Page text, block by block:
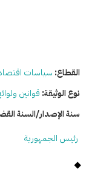
القطاع: سياسات
نوع الوثيقة: قوانين
سنة الإصدار/السنة
رئيس الجمهورية